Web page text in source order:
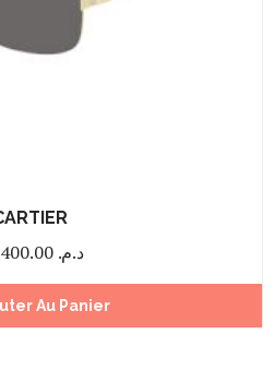
د.م.
Au Panier